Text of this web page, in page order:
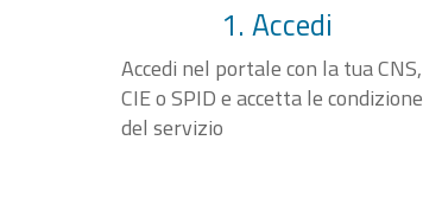
1. Accedi
Accedi nel portale con la tua CNS,
CIE o SPID e accetta le condizione
del servizio